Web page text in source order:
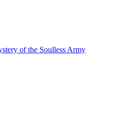
of the Soulless Army